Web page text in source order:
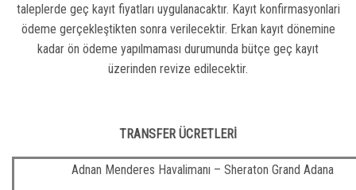
taleplerde geç kayıt fiyatları uygulanacaktır. Kayıt konfirmasyonlari
ödeme gerçekleştikten sonra verilecektir. Erkan kayıt dönemine
kadar ön ödeme yapılmaması durumunda bütçe geç kayıt
üzerinden revize edilecektir.
TRANSFER ÜCRETLERİ
Adnan Menderes Havalimanı – Sheraton Grand Adana